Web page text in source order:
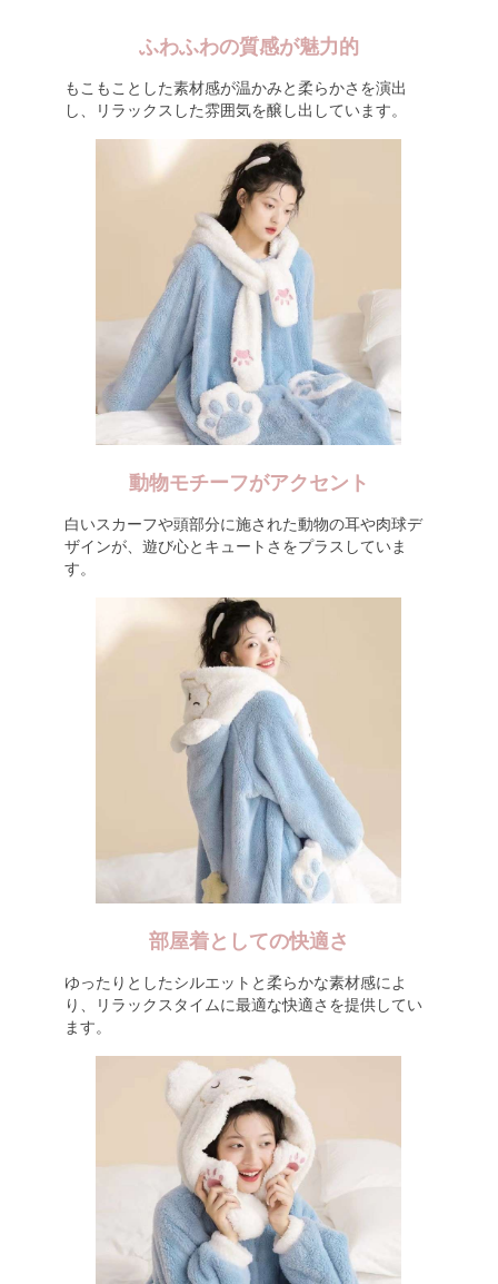
ふわふわの質感が魅力的
もこもことした素材感が温かみと柔らかさを演出
し、リラックスした雰囲気を醸し出しています。
動物モチーフがアクセント
白いスカーフや頭部分に施された動物の耳や肉球デ
ザインが、遊び心とキュートさをプラスしていま
す。
部屋着としての快適さ
ゆったりとしたシルエットと柔らかな素材感によ
り、リラックスタイムに最適な快適さを提供してい
ます。